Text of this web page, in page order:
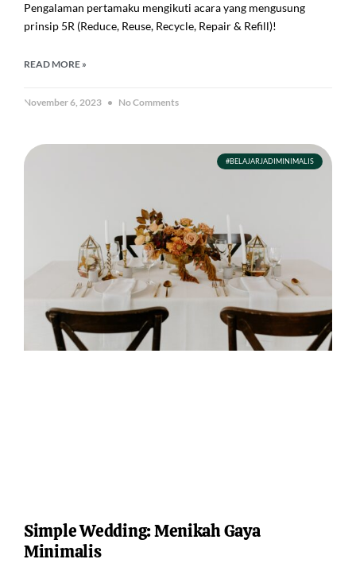
Pengalaman pertamaku mengikuti acara yang mengusung
prinsip 5R (Reduce, Reuse, Recycle, Repair & Refill)!
READ MORE »
November 6, 2023 No Comments
#BELAJARJADIMINIMALIS
Simple Wedding: Menikah Gaya
Minimalis